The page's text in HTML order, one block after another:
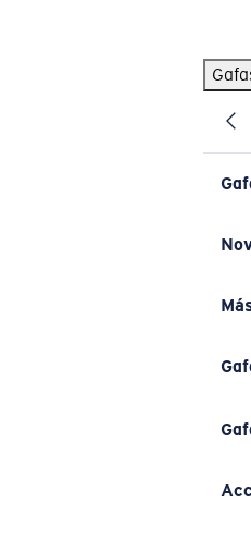
BÚSQUEDAS POPULARES
Pilothouse PRO Limited Edition
Gafas de sol personalizadas
Los más vendidos de gafas de